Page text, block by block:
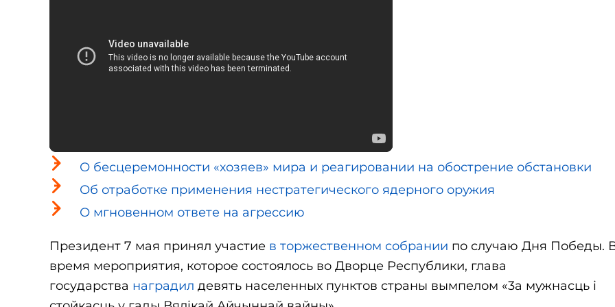
О бесцеремонности «хозяев» мира и реагировании на обострение обстановки
Об отработке применения нестратегического ядерного оружия
О мгновенном ответе на агрессию
Президент 7 мая принял участие в торжественном собрании по случаю Дня Победы.
время мероприятия, которое состоялось во Дворце Республики, глава
государства наградил девять населенных пунктов страны вымпелом «3а мужнасць і